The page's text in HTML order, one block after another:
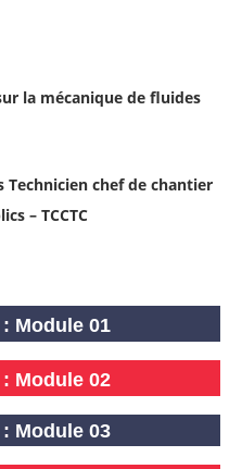
la mécanique de fluides
Technicien chef de chantier
– TCCTC
Module 01
Module 02
Module 03